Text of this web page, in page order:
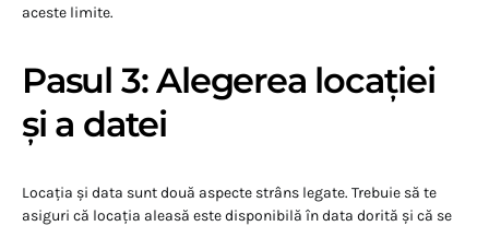
aceste limite.
Pasul 3: Alegerea locației
și a datei
Locația și data sunt două aspecte strâns legate. Trebuie să te
asiguri că locația aleasă este disponibilă în data dorită și că se